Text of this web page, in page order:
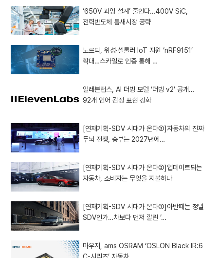
‘650V 과잉 설계’ 줄인다…400V SiC,
전력반도체 틈새시장 공략
노르딕, 위성·셀룰러 IoT 지원 ‘nRF9151’
확대…스카일로 인증 통해 …
일레븐랩스, AI 더빙 모델 ‘더빙 v2’ 공개…
92개 언어 감정 표현 강화
[연재기획-SDV 시대가 온다③]자동차의 진짜
두뇌 전쟁, 승부는 2027년에…
[연재기획-SDV 시대가 온다②]업데이트되는
자동차, 소비자는 무엇을 지불하나
[연재기획-SDV 시대가 온다①]아반떼는 정말
SDV인가…차보다 먼저 깔린 ‘…
마우저, ams OSRAM ‘OSLON Black IR:6